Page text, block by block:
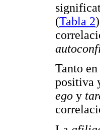
(Tabla 2
Tanto
positiva
ego y